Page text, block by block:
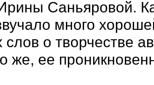
Саньяровой.
много
слов о творчестве
же, ее